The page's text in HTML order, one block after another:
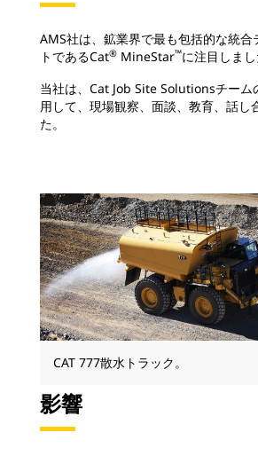
AMS社は、鉱業界で最も包括的な統合
トであるCat® MineStar™に注目しまし
当社は、Cat Job Site Solutionsチーム
用して、現場観察、面談、教育、話し
た。
CAT 777散水トラック。
影響